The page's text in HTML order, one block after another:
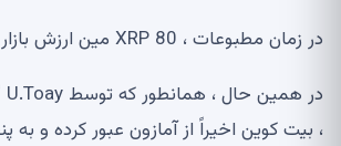
در زمان مطبوعات ، XRP 80 مین ارزش بازار جهان است.
، بیت کوین اخیراً از آمازون عبور کرده و